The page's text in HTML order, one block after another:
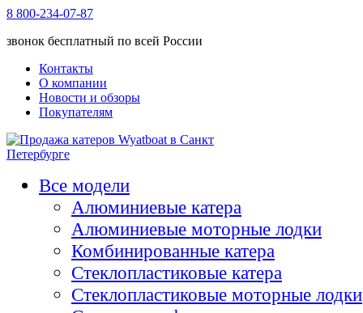
8 800-234-07-87
звонок бесплатный по всей России
Контакты
О компании
Новости и обзоры
Покупателям
Все модели
Алюминиевые катера
Алюминиевые моторные лодки
Комбинированные катера
Стеклопластиковые катера
Стеклопластиковые моторные лодки